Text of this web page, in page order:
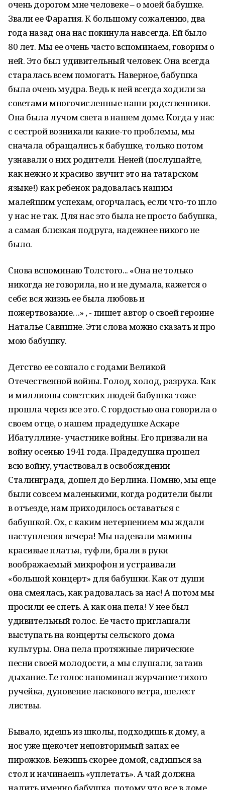
очень дорогом мне человеке – о моей бабушке.
Звали ее Фарагия. К большому сожалению, два
года назад она нас покинула навсегда. Ей было
80 лет. Мы ее очень часто вспоминаем, говорим о
ней. Это был удивительный человек. Она всегда
старалась всем помогать. Наверное, бабушка
была очень мудра. Ведь к ней всегда ходили за
советами многочисленные наши родственники.
Она была лучом света в нашем доме. Когда у нас
с сестрой возникали какие-то проблемы, мы
сначала обращались к бабушке, только потом
узнавали о них родители. Неней (послушайте,
как нежно и красиво звучит это на татарском
языке!) как ребенок радовалась нашим
малейшим успехам, огорчалась, если что-то шло
у нас не так. Для нас это была не просто бабушка,
а самая близкая подруга, надежнее никого не
было.
Снова вспоминаю Толстого... «Она не только
никогда не говорила, но и не думала, кажется о
себе: вся жизнь ее была любовь и
пожертвование…» , - пишет автор о своей героине
Наталье Савишне. Эти слова можно сказать и про
мою бабушку.
Детство ее совпало с годами Великой
Отечественной войны. Голод, холод, разруха. Как
и миллионы советских людей бабушка тоже
прошла через все это. С гордостью она говорила о
своем отце, о нашем прадедушке Аскаре
Ибатуллине- участнике войны. Его призвали на
войну осенью 1941 года. Прадедушка прошел
всю войну, участвовал в освобождении
Сталинграда, дошел до Берлина. Помню, мы еще
были совсем маленькими, когда родители были
в отъезде, нам приходилось оставаться с
бабушкой. Ох, с каким нетерпением мы ждали
наступления вечера! Мы надевали мамины
красивые платья, туфли, брали в руки
воображаемый микрофон и устраивали
«большой концерт» для бабушки. Как от души
она смеялась, как радовалась за нас! А потом мы
просили ее спеть. А как она пела! У нее был
удивительный голос. Ее часто приглашали
выступать на концерты сельского дома
культуры. Она пела протяжные лирические
песни своей молодости, а мы слушали, затаив
дыхание. Ее голос напоминал журчание тихого
ручейка, дуновение ласкового ветра, шелест
листвы.
Бывало, идешь из школы, подходишь к дому, а
нос уже щекочет неповторимый запах ее
пирожков. Бежишь скорее домой, садишься за
стол и начинаешь «уплетать». А чай должна